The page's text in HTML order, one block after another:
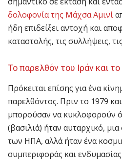
δολοφονία της Μάχσα Αμινί
ήδη επιδείξει αντοχή και
καταστολής, τις συλλήψεις,
Το παρελθόν του Ιράν και
Πρόκειται επίσης για ένα
παρελθόντος. Πριν το 1979
μπορούσαν να κυκλοφορούν
(βασιλιά) ήταν αυταρχικό,
των ΗΠΑ, αλλά ήταν ένα
συμπεριφοράς και